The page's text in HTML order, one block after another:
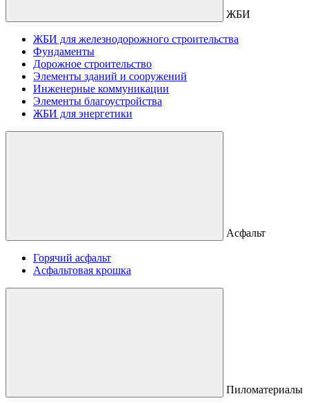
ЖБИ
ЖБИ для железнодорожного строительства
Фундаменты
Дорожное строительство
Элементы зданий и сооружений
Инженерные коммуникации
Элементы благоустройства
ЖБИ для энергетики
Асфальт
Горячий асфальт
Асфальтовая крошка
Пиломатериалы